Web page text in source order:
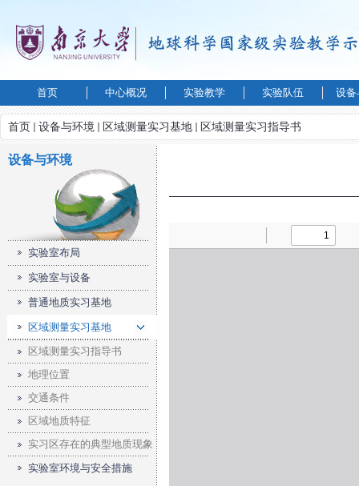
首页 中心概况 实验教学 实验队伍 设备
首页 设备与环境 区域测量实习基地 区域测量实习指导书
设备与环境
实验室布局
实验室与设备
普通地质实习基地
区域测量实习基地
区域测量实习指导书
地理位置
交通条件
区域地质特征
实习区存在的典型地质现象
实验室环境与安全措施